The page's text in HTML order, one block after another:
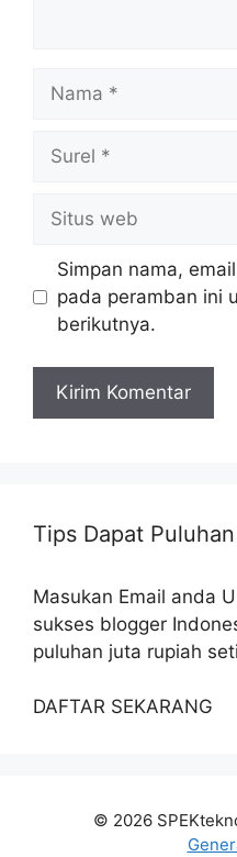
Nama
Surel
Situs
web
Simpan nama,
pada peramban ini
berikutnya.
Tips Dapat
Masukan Email anda
sukses blogger
puluhan juta rupiah
DAFTAR SEKARANG
© 2026